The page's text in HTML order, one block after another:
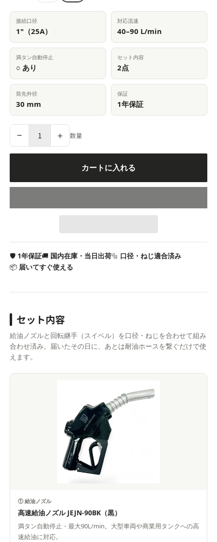
接続口径
1"（25A）
対応流速
40–90 L/min
満タン自動停止
○ あり
セット内容
2点
筒先外径
30 mm
保証
1年保証
− ＋ 数量
カートに入れる
🛡 1年保証🚚 国内在庫・当日出荷🔩 口径・ねじ適合済み
📦 届いてすぐ使える
セット内容
給油ノズルと回転継手（スイベル）を口径・ねじを合わせて組み
合わせ済み。届いたその日に、あとは耐油ホースを繋ぐだけで使
えます。
① 給油ノズル
高速給油ノズル JEJN-90BK（黒）
満タン自動停止・最大90L/min。大型車両や商業用タンクへの高
速給油に対応。